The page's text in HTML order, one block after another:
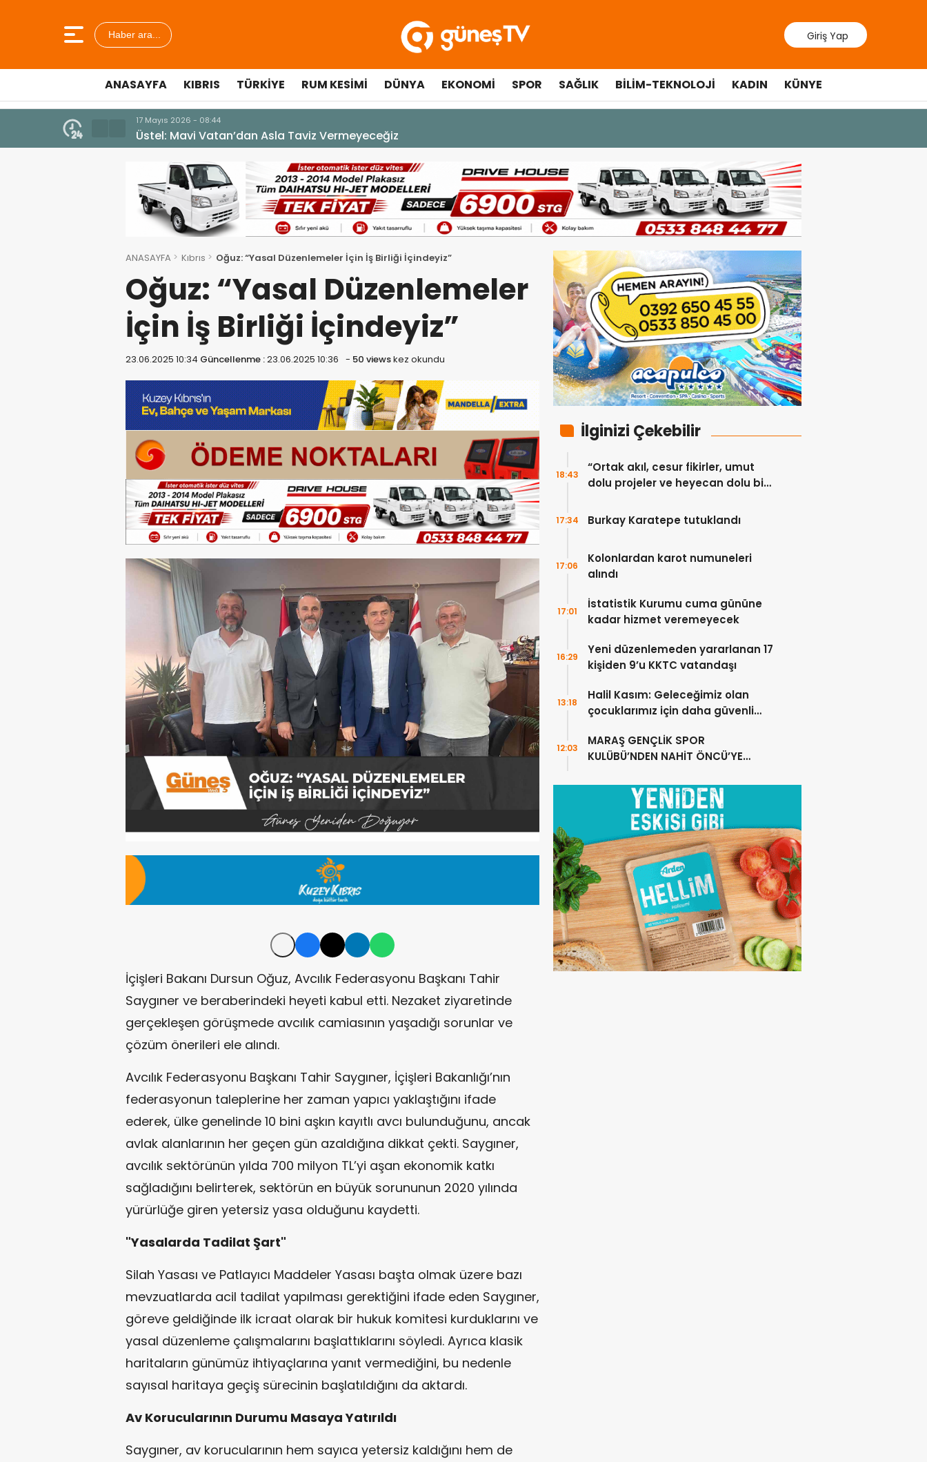
Haber ara... Giriş Yap
ANASAYFA KIBRIS TÜRKIYE RUM KESIMI DÜNYA EKONOMI SPOR SAĞLIK BILIM-TEKNOLOJI KADIN KÜNYE
10 Temmuz 2026 - 18:49
Cumhurbaşkanı Erhürman sergi açılışında fenalaşarak hastaneye kaldırıldı
ANASAYFA Kıbrıs Oğuz: “Yasal Düzenlemeler İçin İş Birliği İçindeyiz”
Oğuz: “Yasal Düzenlemeler
İçin İş Birliği İçindeyiz”
23.06.2025 10:34 Güncellenme :23.06.2025 10:36 - 50 viewskez okundu
İçişleri Bakanı Dursun Oğuz, Avcılık Federasyonu Başkanı Tahir
Saygıner ve beraberindeki heyeti kabul etti. Nezaket ziyaretinde
gerçekleşen görüşmede avcılık camiasının yaşadığı sorunlar ve
çözüm önerileri ele alındı.
Avcılık Federasyonu Başkanı Tahir Saygıner, İçişleri Bakanlığı’nın
federasyonun taleplerine her zaman yapıcı yaklaştığını ifade
ederek, ülke genelinde 10 bini aşkın kayıtlı avcı bulunduğunu, ancak
avlak alanlarının her geçen gün azaldığına dikkat çekti. Saygıner,
avcılık sektörünün yılda 700 milyon TL’yi aşan ekonomik katkı
sağladığını belirterek, sektörün en büyük sorununun 2020 yılında
yürürlüğe giren yetersiz yasa olduğunu kaydetti.
"Yasalarda Tadilat Şart"
Silah Yasası ve Patlayıcı Maddeler Yasası başta olmak üzere bazı
mevzuatlarda acil tadilat yapılması gerektiğini ifade eden Saygıner,
göreve geldiğinde ilk icraat olarak bir hukuk komitesi kurduklarını ve
yasal düzenleme çalışmalarını başlattıklarını söyledi. Ayrıca klasik
haritaların günümüz ihtiyaçlarına yanıt vermediğini, bu nedenle
sayısal haritaya geçiş sürecinin başlatıldığını da aktardı.
Av Korucularının Durumu Masaya Yatırıldı
Saygıner, av korucularının hem sayıca yetersiz kaldığını hem de
İlginizi Çekebilir
“Ortak akıl, cesur fikirler, umut
dolu projeler ve heyecan dolu bir
18:43
Burkay Karatepe tutuklandı
17:34
Kolonlardan karot numuneleri
alındı
17:06
İstatistik Kurumu cuma gününe
kadar hizmet veremeyecek
17:01
Yeni düzenlemeden yararlanan 17
kişiden 9’u KKTC vatandaşı
16:29
Halil Kasım: Geleceğimiz olan
çocuklarımız için daha güvenli
13:18
MARAŞ GENÇLİK SPOR
KULÜBÜ’NDEN NAHİT ÖNCÜ’YE
12:03